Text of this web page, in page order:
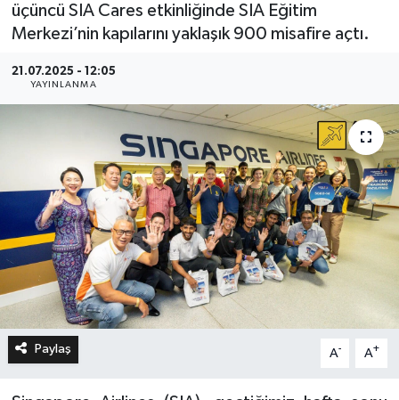
üçüncü SIA Cares etkinliğinde SIA Eğitim
Merkezi’nin kapılarını yaklaşık 900 misafire açtı.
21.07.2025 - 12:05
YAYINLANMA
Paylaş A- A+